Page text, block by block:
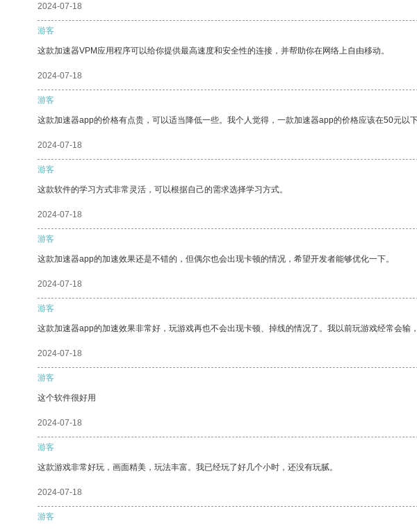
2024-07-18
游客
这款加速器VPM应用程序可以给你提供最高速度和安全性的连接，并帮助你在网络上自由移动。
2024-07-18
游客
这款加速器app的价格有点贵，可以适当降低一些。我个人觉得，一款加速器app的价格应该在50元以下
2024-07-18
游客
这款软件的学习方式非常灵活，可以根据自己的需求选择学习方式。
2024-07-18
游客
这款加速器app的加速效果还是不错的，但偶尔也会出现卡顿的情况，希望开发者能够优化一下。
2024-07-18
游客
这款加速器app的加速效果非常好，玩游戏再也不会出现卡顿、掉线的情况了。我以前玩游戏经常会输
2024-07-18
游客
这个软件很好用
2024-07-18
游客
这款游戏非常好玩，画面精美，玩法丰富。我已经玩了好几个小时，还没有玩腻。
2024-07-18
游客